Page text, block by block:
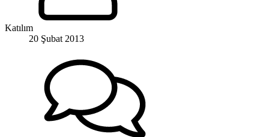
Katılım
20 Şubat 2013